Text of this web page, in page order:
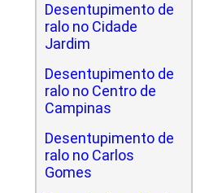
Desentupimento de
ralo no Cidade
Jardim
Desentupimento de
ralo no Centro de
Campinas
Desentupimento de
ralo no Carlos
Gomes